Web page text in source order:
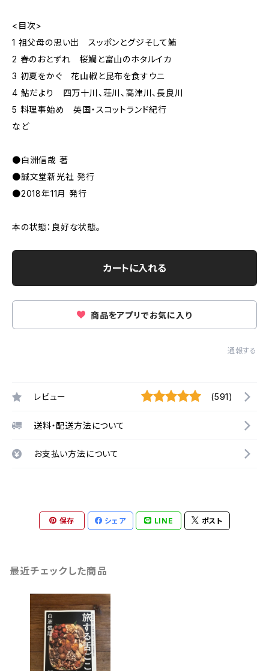
<目次>
1 祖父母の思い出 スッポンとグジそして鮪
2 春のおとずれ 桜鯛と富山のホタルイカ
3 初夏をかぐ 花山椒と昆布を食すウニ
4 鮎だより 四万十川、荘川、高津川、長良川
5 料理事始め 英国・スコットランド紀行
など
●白洲信哉 著
●誠文堂新光社 発行
●2018年11月 発行
本の状態：良好な状態。
カートに入れる
商品をアプリでお気に入り
通報する
レビュー (591)
送料・配送方法について
お支払い方法について
保存 シェア LINE ポスト
最近チェックした商品